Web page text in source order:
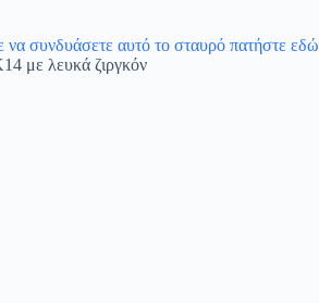
να συνδυάσετε αυτό το σταυρό πατήστε εδώ
με λευκά ζιργκόν